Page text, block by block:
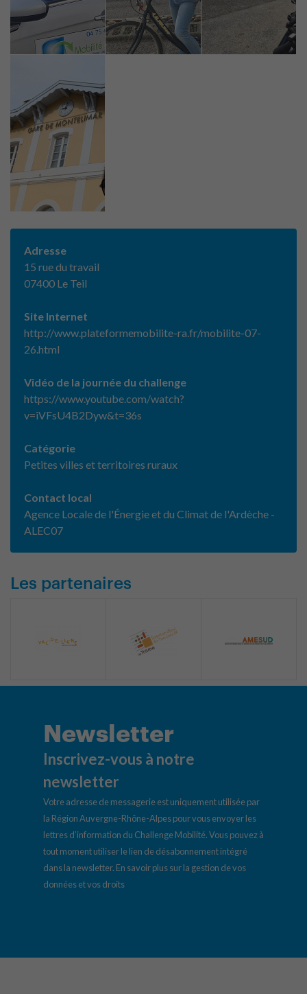
Adresse
15 rue du travail
07400 Le Teil
Site Internet
http://www.plateformemobilite-ra.fr/mobilite-07-
26.html
Vidéo de la journée du challenge
https://www.youtube.com/watch?
v=iVFsU4B2Dyw&t=36s
Catégorie
Petites villes et territoires ruraux
Contact local
Agence Locale de l'Énergie et du Climat de l'Ardèche -
ALEC07
Les partenaires
Newsletter
Inscrivez-vous à notre
newsletter
Votre adresse de messagerie est uniquement utilisée par
la Région Auvergne-Rhône-Alpes pour vous envoyer les
lettres d’information du Challenge Mobilité. Vous pouvez à
tout moment utiliser le lien de désabonnement intégré
dans la newsletter. En savoir plus sur la gestion de vos
données et vos droits